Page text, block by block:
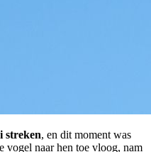
streken, en dit moment was
vogel naar hen toe vloog, nam